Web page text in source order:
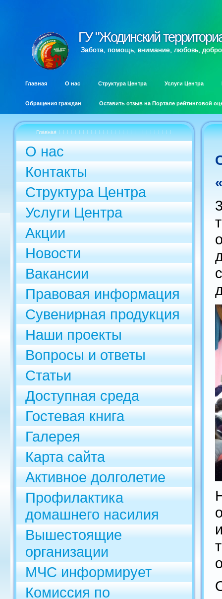
ГУ "Жодинский
ГУ "Жодинский
Забота, помощь, внимание, любовь, добро
Главная О нас Структура Центра Услуги Центра
Обращения граждан Оставить отзыв на Портале рейтинговой
Главная
О нас
Контакты
Структура Центра
Услуги Центра
Акции
Новости
Вакансии
Правовая информация
Сувенирная продукция
Наши проекты
Вопросы и ответы
Статьи
Доступная среда
Гостевая книга
Галерея
Карта сайта
Активное долголетие
Профилактика
домашнего насилия
Вышестоящие
организации
МЧС информирует
Комиссия по